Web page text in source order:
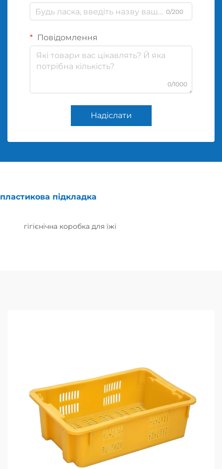
0/200
Повідомлення
0/1000
Надіслати
пластикова підкладка
гігієнічна коробка для їжі